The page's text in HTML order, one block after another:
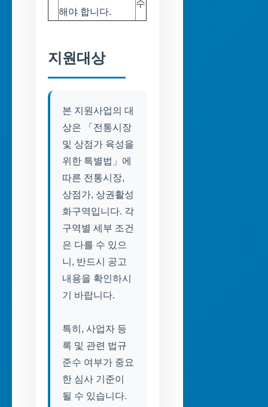
해야 합니다.
수
지원대상
본 지원사업의 대
상은 「전통시장
및 상점가 육성을
위한 특별법」에
따른 전통시장,
상점가, 상권활성
화구역입니다. 각
구역별 세부 조건
은 다를 수 있으
니, 반드시 공고
내용을 확인하시
기 바랍니다.
특히, 사업자 등
록 및 관련 법규
준수 여부가 중요
한 심사 기준이
될 수 있습니다.